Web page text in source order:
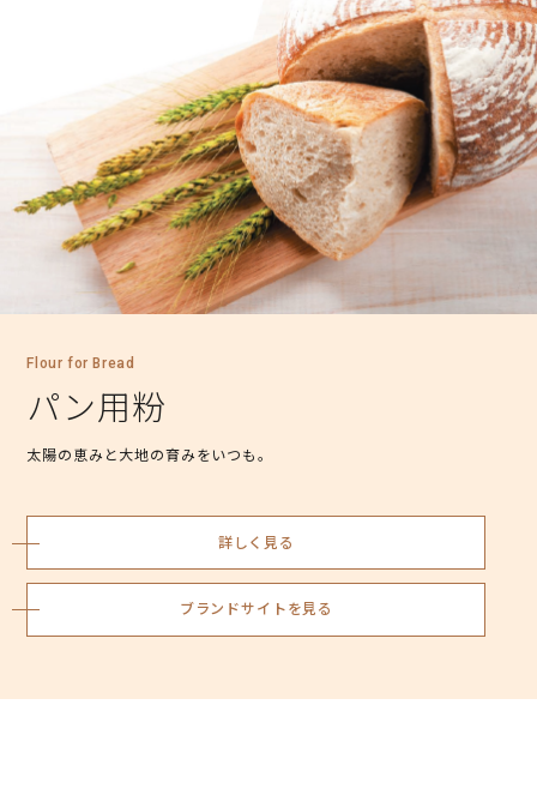
Flour for Bread
パン用粉
太陽の恵みと大地の育みをいつも。
詳しく見る
ブランドサイトを見る